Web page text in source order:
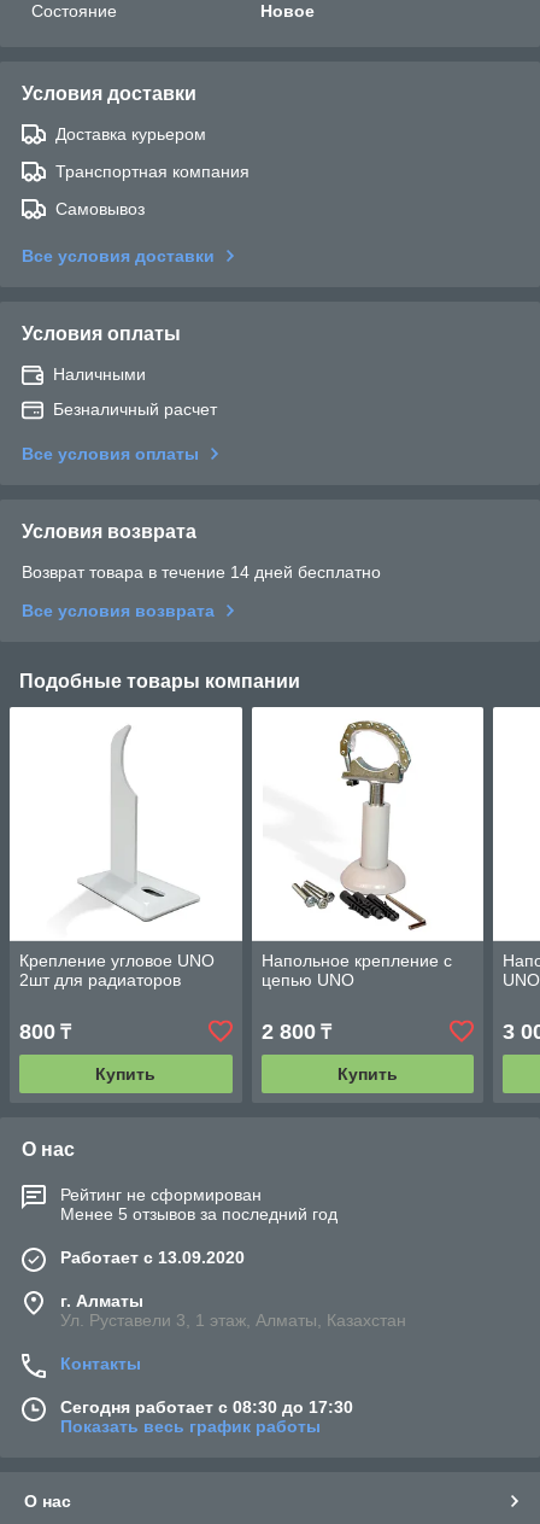
Состояние
Новое
Условия доставки
Доставка курьером
Транспортная компания
Самовывоз
Все условия доставки
Условия оплаты
Наличными
Безналичный расчет
Все условия оплаты
Условия возврата
Возврат товара в течение 14 дней бесплатно
Все условия возврата
Подобные товары компании
Крепление угловое UNO
2шт для радиаторов
800 ₸
Купить
Напольное крепление с
цепью UNO
2 800₸
Купить
3
О нас
Рейтинг не сформирован
Менее 5 отзывов за последний год
Работает с 13.09.2020
г. Алматы
Ул. Руставели 3, 1 этаж, Алматы, Казахстан
Контакты
Сегодня работает с 08:30 до 17:30
Показать весь график работы
О нас